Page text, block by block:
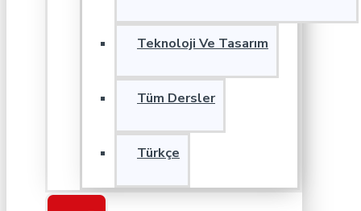
Teknoloji Ve Tasarım
Tüm Dersler
Türkçe